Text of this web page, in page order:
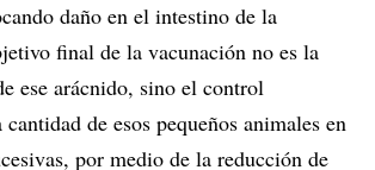
daño en el intestino de la
final de la vacunación no es la
ese arácnido, sino el control
de esos pequeños animales en
por medio de la reducción de